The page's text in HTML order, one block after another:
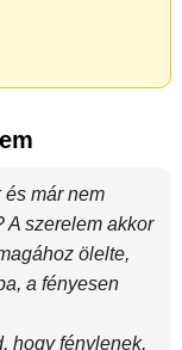
és már nem
A szerelem akkor
ölelte,
a fényesen
hogy fénylenek,